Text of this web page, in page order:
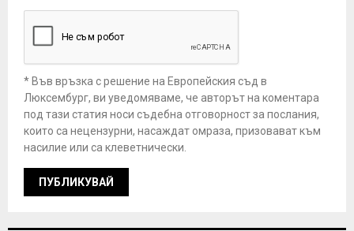
* Във връзка с решение на Европейския съд в
Люксембург, ви уведомяваме, че авторът на коментара
под тази статия носи съдебна отговорност за послания,
които са нецензурни, насаждат омраза, призовават към
насилие или са клеветнически.